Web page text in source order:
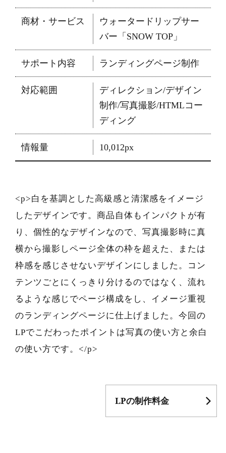
商材・サービス
ウォータードリップサー
バー「SNOW TOP」
サポート内容 ランディングページ制作
対応範囲
ディレクション/デザイン
制作/写真撮影/HTMLコー
ディング
情報量 10,012px
<p>白を基調とした高級感と清潔感をイメージ
したデザインです。商品自体もインパクトが有
り、個性的なデザインなので、写真撮影時に真
横から撮影しページ全体の枠を超えた、または
枠感を感じさせないデザインにしました。コン
テンツごとにくっきり分けるのではなく、流れ
るような感じでページ構成をし、イメージ重視
のランディングページに仕上げました。今回の
LPでこだわったポイントは写真の使い方と余白
の使い方です。</p>
LPの制作料金